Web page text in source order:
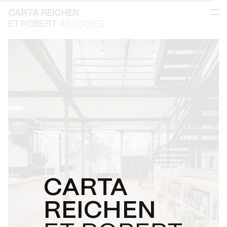
CARTA
REICHEN
CARTA REICHEN
ET ROBERT
ASSOCIES